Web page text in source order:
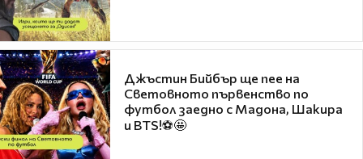
Джъстин Бийбър ще пее на
Световното първенство по
футбол заедно с Мадона, Шакира
и BTS!⚽🤩